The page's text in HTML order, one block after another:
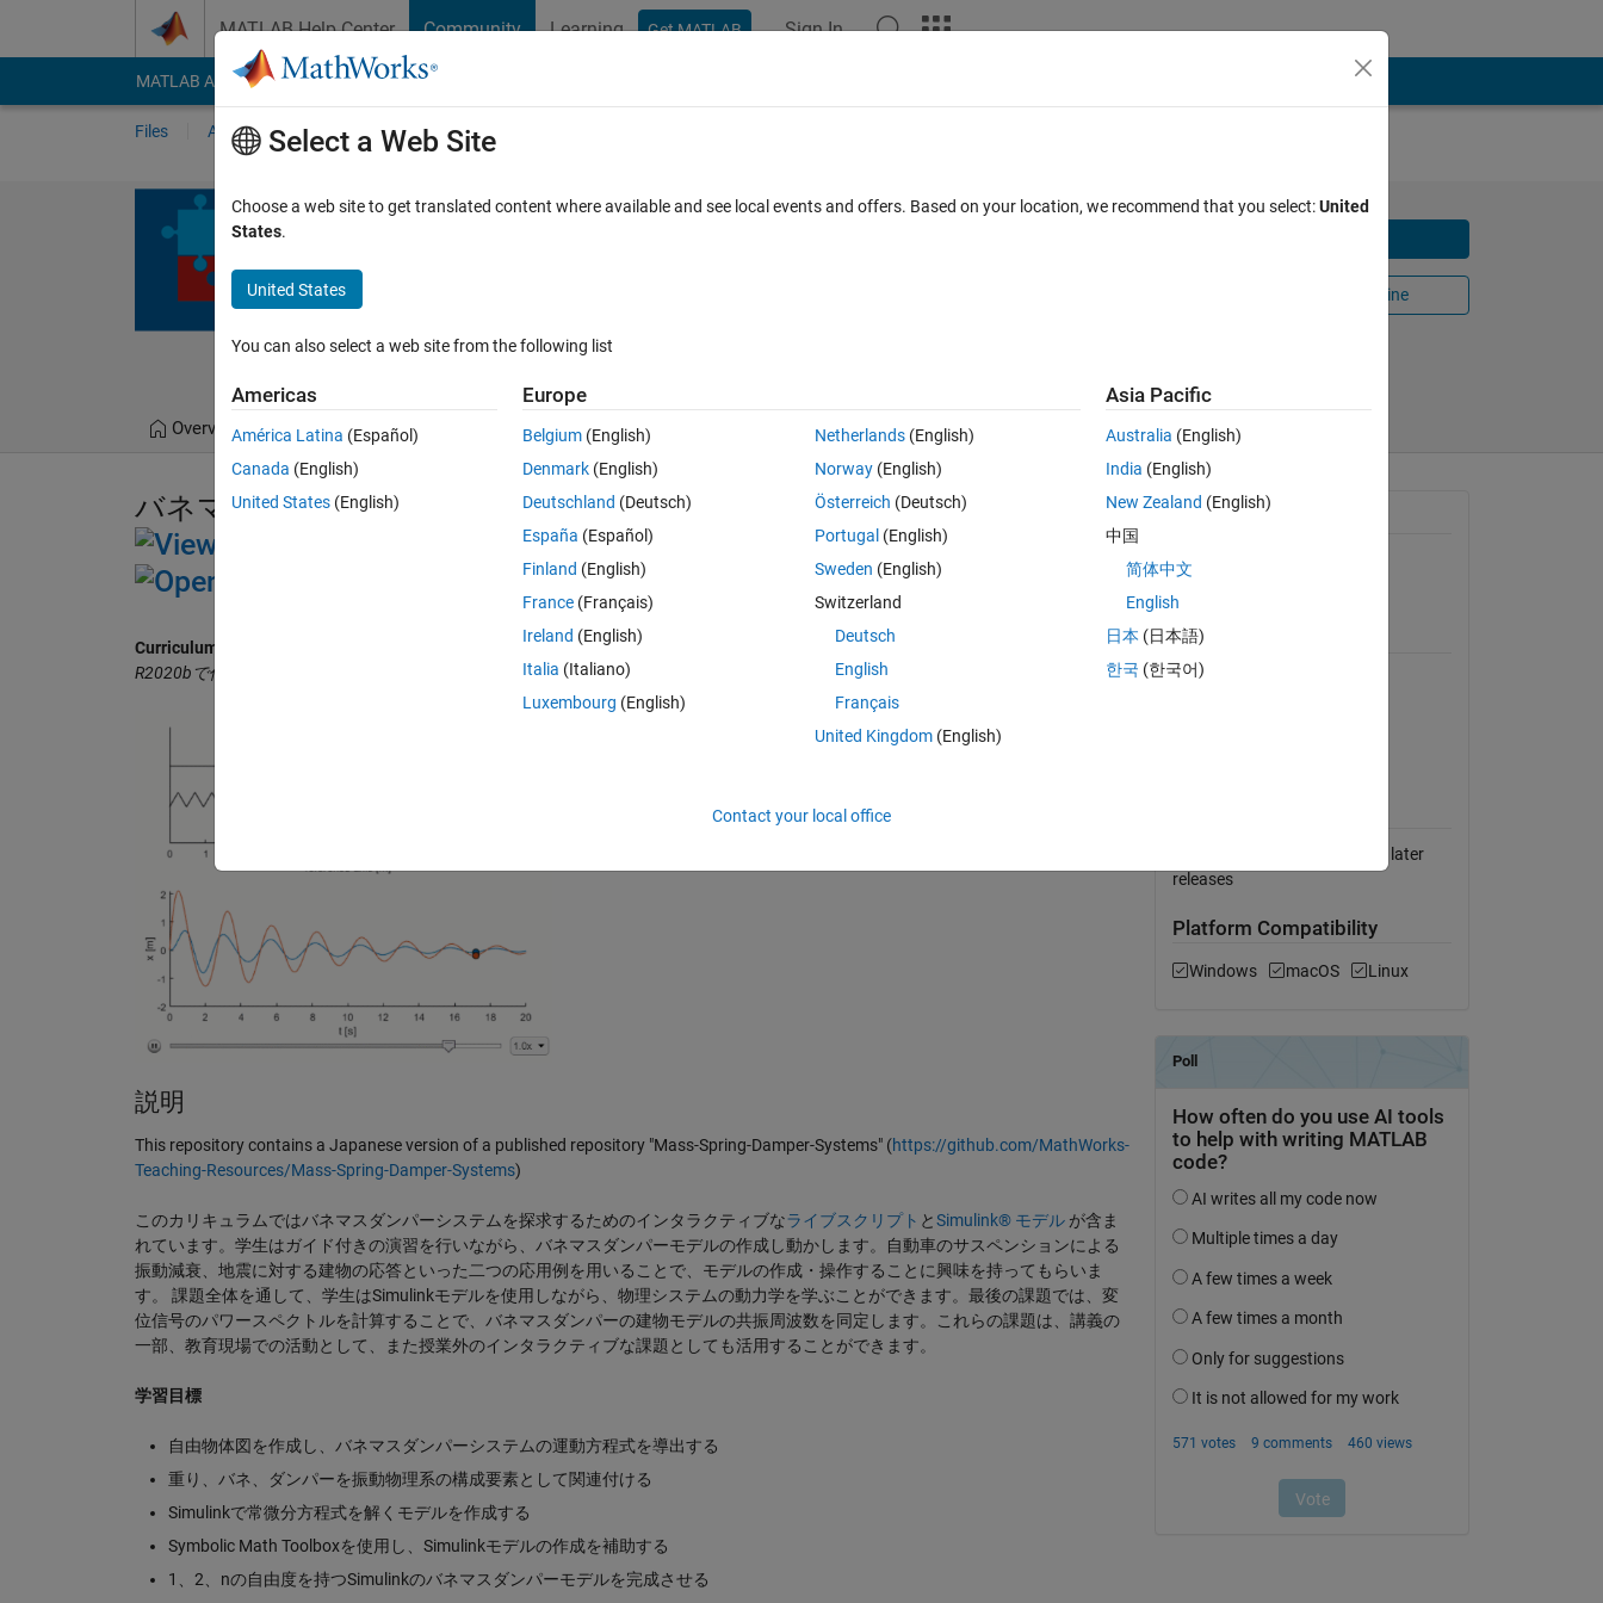
MATLAB Help Center Community Learning Get MATLAB Sign In
MATLAB Answers File Exchange Cody
Files Authors My File Exchange
Mass-Spring-Damper Systems (日本語版)
0.00/5(0) 30 Jul 2021
Open in MATLAB Online
Overview Files Version History Reviews(0) (0)
バネマスダンパーシステム
Curriculum Module
R2020bで作成。R2020b以降のバージョンでも使用可能
説明
This repository contains a Japanese version of a published repository "Mass-Spring-Damper-Systems" (https://github.com/MathWorks-
Teaching-Resources/Mass-Spring-Damper-Systems)
このカリキュラムではバネマスダンパーシステムを探求するためのインタラクティブなライブスクリプト とSimulink® モデルが含ま
れています。学生はガイド付きの演習を行いながら、バネマスダンパーモデルの作成し動かします。自動車のサスペンションによる
振動減衰、地震に対する建物の応答といった二つの応用例を用いることで、モデルの作成・操作することに興味を持ってもらいま
す。 課題全体を通して、学生はSimulinkモデルを使用しながら、物理システムの動力学を学ぶことができます。最後の課題では、変
位信号のパワースペクトルを計算することで、バネマスダンパーの建物モデルの共振周波数を同定します。これらの課題は、講義の
一部、教育現場での活動として、また授業外のインタラクティブな課題としても活用することができます。
学習目標
自由物体図を作成し、バネマスダンパーシステムの運動方程式を導出する
重り、バネ、ダンパーを振動物理系の構成要素として関連付ける
Simulinkで常微分方程式を解くモデルを作成する
Symbolic Math Toolboxを使用し、Simulinkモデルの作成を補助する
1、2、nの自由度を持つSimulinkのバネマスダンパーモデルを完成させる
General Information
Version 1.1
Requires
MATLAB
Compatible with R2020b and later
releases
Platform Compatibility
Windows macOS Linux
Select a Web Site
Choose a web site to get translated content where available and see local events and offers. Based on your location, we recommend that you select:United
States.
United States
You can also select a web site from the following list
Americas
América Latina (Español)
Canada (English)
United States (English)
Europe
Belgium (English)
Denmark (English)
Deutschland (Deutsch)
España (Español)
Finland (English)
France (Français)
Ireland (English)
Italia (Italiano)
Luxembourg (English)
Netherlands(English)
Norway(English)
Österreich (Deutsch)
Portugal (English)
Sweden (English)
Switzerland
Deutsch
English
Français
United Kingdom(English)
Asia Pacific
Australia (English)
India (English)
New Zealand (English)
中国
简体中文
English
日本 (日本語)
한국 (한국어)
Contact your local office